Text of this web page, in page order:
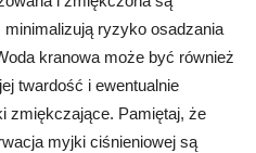
ryzyko osadzania
kranowa może być również
twardość i ewentualnie
zmiękczające. Pamiętaj, że
myjki ciśnieniowej są